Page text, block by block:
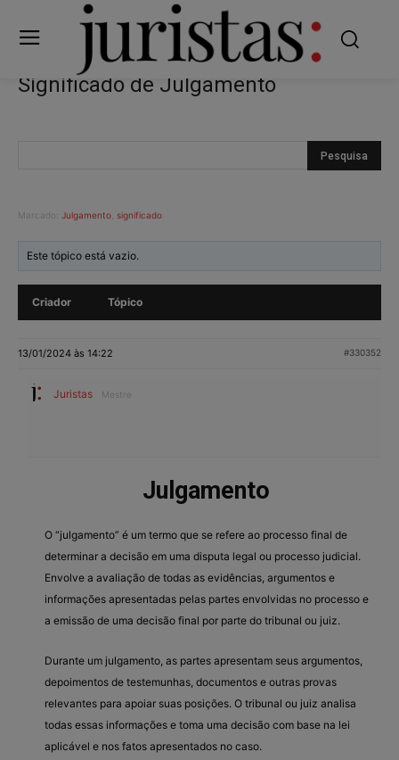
Significado de Julgamento
Marcado: Julgamento significado
Este tópico está vazio.
Criador Tópico
13/01/2024 às 14:22 #330352
Juristas Mestre
Julgamento
O “julgamento” é um termo que se refere ao processo final de
determinar a decisão em uma disputa legal ou processo judicial.
Envolve a avaliação de todas as evidências, argumentos e
informações apresentadas pelas partes envolvidas no processo e
a emissão de uma decisão final por parte do tribunal ou juiz.
Durante um julgamento, as partes apresentam seus argumentos,
depoimentos de testemunhas, documentos e outras provas
relevantes para apoiar suas posições. O tribunal ou juiz analisa
todas essas informações e toma uma decisão com base na lei
aplicável e nos fatos apresentados no caso.